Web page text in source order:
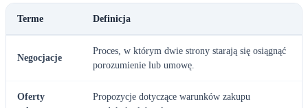
Terme Definicja
Negocjacje
Proces, w którym dwie strony starają się osiągnąć
porozumienie lub umowę.
Oferty
Propozycje dotyczące warunków zakupu